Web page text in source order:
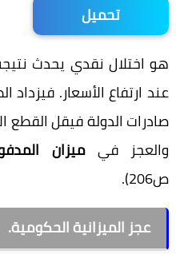
تحميل
هو اختلال نقدي يحدث
عند ارتفاع الأسعار.
صادرات الدولة فيقل القطع
والعجز فيميزان
ص206).
عجز الميزانية الحكومية.